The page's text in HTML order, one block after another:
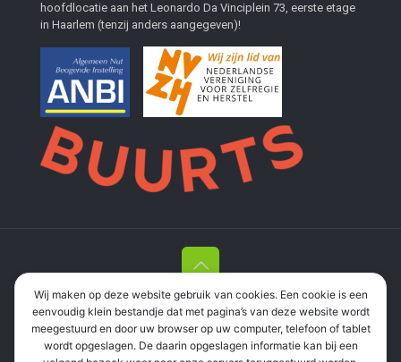
hoofdlocatie aan het Leonardo Da Vinciplein 73, eerste etage
in Haarlem (tenzij anders aangegeven)!
Stichting Herstelacademie Haarlem en Meer| Leonardo Da
Vinciplein 73, 2037 RR Haarlem |
06 337 35 694|
informatie@herstelacademie.org| RSIN: 858571298 |
Privacyverklaring
Wij maken op deze website gebruik van cookies. Een cookie is een
eenvoudig klein bestandje dat met pagina’s van deze website wordt
meegestuurd en door uw browser op uw computer, telefoon of tablet
wordt opgeslagen. De daarin opgeslagen informatie kan bij een